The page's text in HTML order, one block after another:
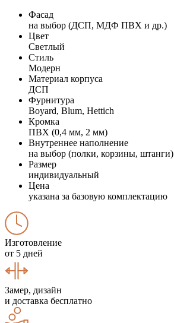
Фасад
на выбор (ДСП, МДФ ПВХ и др.)
Цвет
Светлый
Стиль
Модерн
Материал корпуса
ДСП
Фурнитура
Boyard, Blum, Hettich
Кромка
ПВХ (0,4 мм, 2 мм)
Внутреннее наполнение
на выбор (полки, корзины, штанги)
Размер
индивидуальный
Цена
указана за базовую комплектацию
Изготовление
от 5 дней
Замер, дизайн
и доставка бесплатно